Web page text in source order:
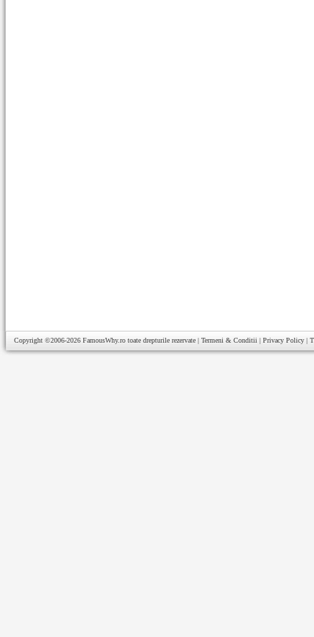
Copyright ©2006-2026 FamousWhy.ro toate drepturile rezervate | Termeni & Conditii | Privacy Policy |